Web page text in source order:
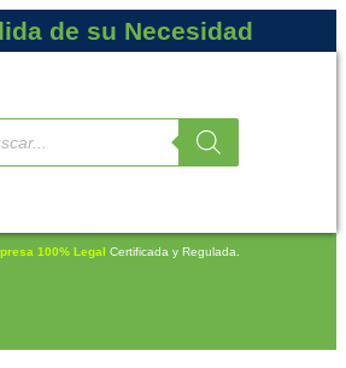
de su Necesidad
100% Legal Certificada y Regulada.